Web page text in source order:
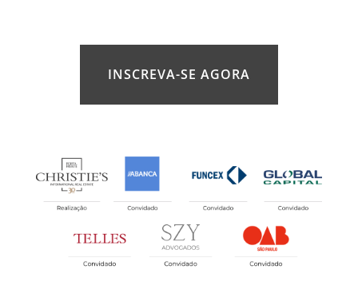
INSCREVA-SE AGORA